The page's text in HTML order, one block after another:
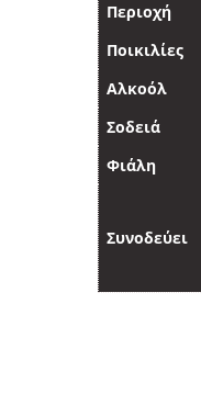
Περιοχή
Ποικιλίες
Αλκοόλ
Σοδειά
Φιάλη
Συνοδεύει